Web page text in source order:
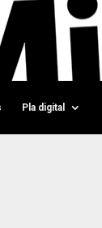
Pla digital